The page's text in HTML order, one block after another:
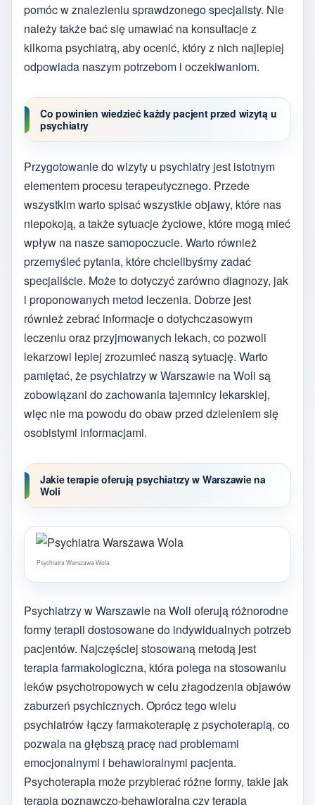
pomóc w znalezieniu sprawdzonego specjalisty. Nie
należy także bać się umawiać na konsultacje z
kilkoma psychiatrą, aby ocenić, który z nich najlepiej
odpowiada naszym potrzebom i oczekiwaniom.
Co powinien wiedzieć każdy pacjent przed wizytą u
psychiatry
Przygotowanie do wizyty u psychiatry jest istotnym
elementem procesu terapeutycznego. Przede
wszystkim warto spisać wszystkie objawy, które nas
niepokoją, a także sytuacje życiowe, które mogą mieć
wpływ na nasze samopoczucie. Warto również
przemyśleć pytania, które chcielibyśmy zadać
specjaliście. Może to dotyczyć zarówno diagnozy, jak
i proponowanych metod leczenia. Dobrze jest
również zebrać informacje o dotychczasowym
leczeniu oraz przyjmowanych lekach, co pozwoli
lekarzowi lepiej zrozumieć naszą sytuację. Warto
pamiętać, że psychiatrzy w Warszawie na Woli są
zobowiązani do zachowania tajemnicy lekarskiej,
więc nie ma powodu do obaw przed dzieleniem się
osobistymi informacjami.
Jakie terapie oferują psychiatrzy w Warszawie na
Woli
Psychiatra Warszawa Wola
Psychiatrzy w Warszawie na Woli oferują różnorodne
formy terapii dostosowane do indywidualnych potrzeb
pacjentów. Najczęściej stosowaną metodą jest
terapia farmakologiczna, która polega na stosowaniu
leków psychotropowych w celu złagodzenia objawów
zaburzeń psychicznych. Oprócz tego wielu
psychiatrów łączy farmakoterapię z psychoterapią, co
pozwala na głębszą pracę nad problemami
emocjonalnymi i behawioralnymi pacjenta.
Psychoterapia może przybierać różne formy, takie jak
terapia poznawczo-behawioralna czy terapia